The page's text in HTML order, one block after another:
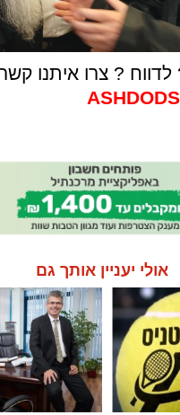
לדווח ? צרו איתנו
אולי יעניין אותך גם